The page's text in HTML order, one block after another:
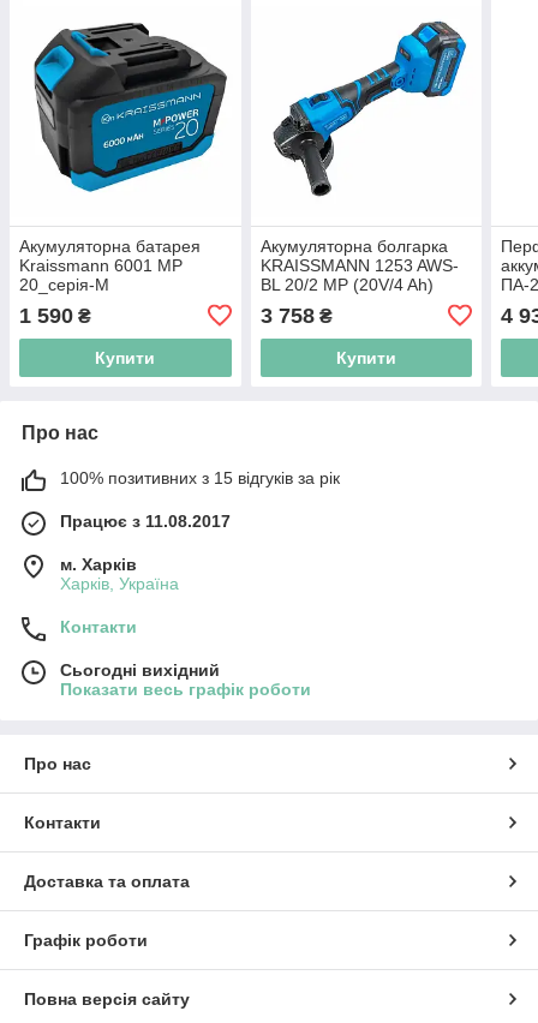
Акумуляторна батарея
Kraissmann 6001 MP
20_серія-М
1 590 ₴
Купити
Акумуляторна болгарка
KRAISSMANN 1253 AWS-
BL 20/2 MP (20V/4 Ah)
3 758₴
Купити
ПА-
4
Про нас
100% позитивних з 15 відгуків за рік
Працює з 11.08.2017
м. Харків
Харків, Україна
Контакти
Сьогодні вихідний
Показати весь графік роботи
Про нас
Контакти
Доставка та оплата
Графік роботи
Повна версія сайту